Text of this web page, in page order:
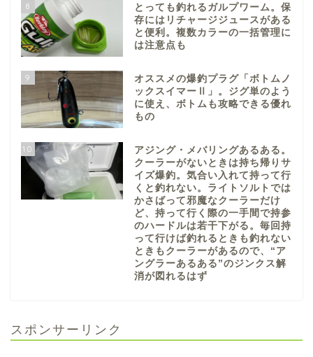
8
とっても釣れるガルプワーム。保
存にはリチャージジュースがある
と便利。複数カラーの一括管理に
は注意点も
9
オススメの爆釣プラグ「ボトムノ
ックスイマーⅡ」。ジグ単のよう
に使え、ボトムも攻略できる優れ
もの
10
アジング・メバリングあるある。
クーラーがないときは持ち帰りサ
イズ爆釣。気合い入れて持って行
くと釣れない。ライトソルトでは
かさばって邪魔なクーラーだけ
ど、持って行く際の一手間で持参
のハードルは若干下がる。毎回持
って行けば釣れるときも釣れない
ときもクーラーがあるので、“ア
ングラーあるある”のジンクス解
消が図れるはず
スポンサーリンク